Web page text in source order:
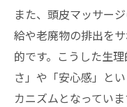
また、頭皮マッサー
給や老廃物の排出を
的です。こうした生
さ」や「安心感」と
カニズムとなってい